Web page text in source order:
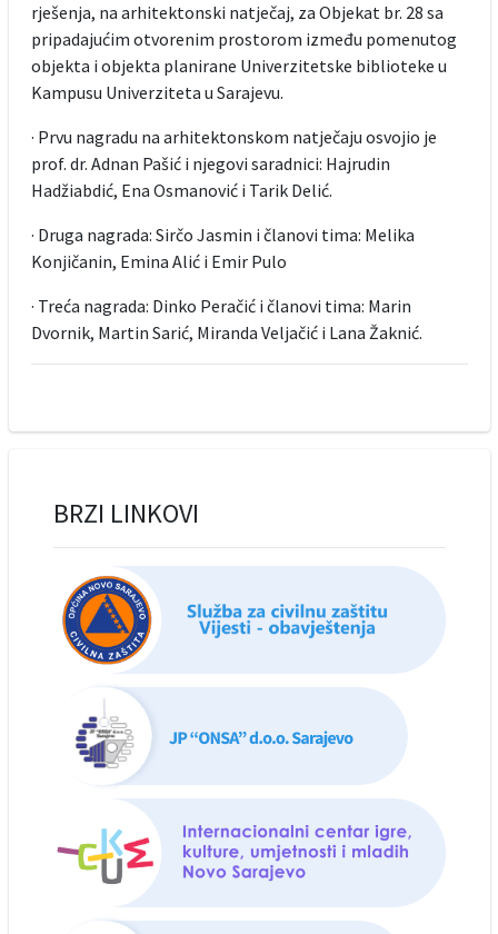
rješenja, na arhitektonski natječaj, za Objekat br. 28 sa
pripadajućim otvorenim prostorom između pomenutog
objekta i objekta planirane Univerzitetske biblioteke u
Kampusu Univerziteta u Sarajevu.
· Prvu nagradu na arhitektonskom natječaju osvojio je
prof. dr. Adnan Pašić i njegovi saradnici: Hajrudin
Hadžiabdić, Ena Osmanović i Tarik Delić.
· Druga nagrada: Sirčo Jasmin i članovi tima: Melika
Konjičanin, Emina Alić i Emir Pulo
· Treća nagrada: Dinko Peračić i članovi tima: Marin
Dvornik, Martin Sarić, Miranda Veljačić i Lana Žaknić.
BRZI LINKOVI